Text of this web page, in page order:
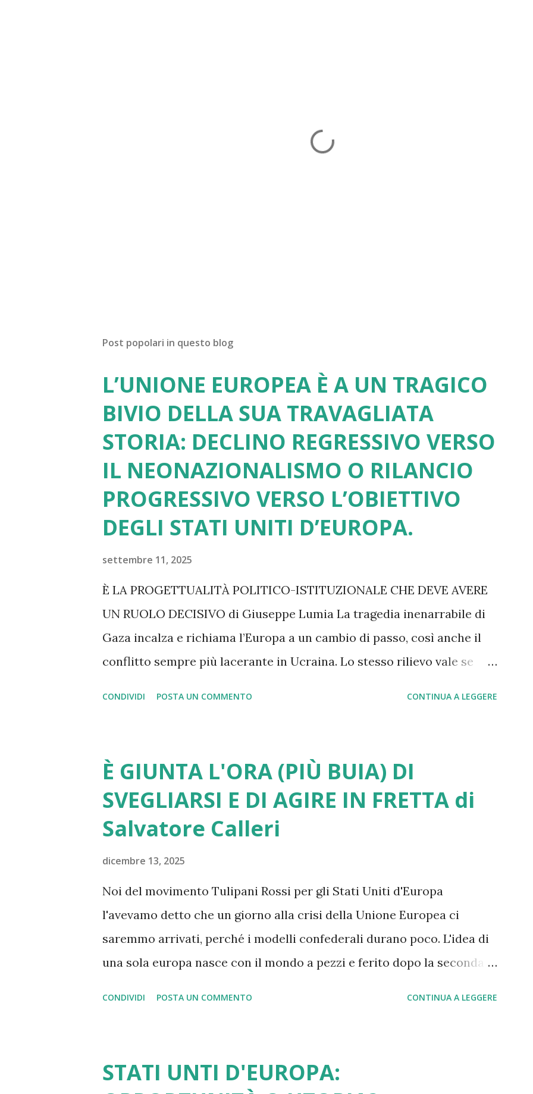
Post popolari in questo blog
L’UNIONE EUROPEA È A UN TRAGICO
BIVIO DELLA SUA TRAVAGLIATA
STORIA: DECLINO REGRESSIVO VERSO
IL NEONAZIONALISMO O RILANCIO
PROGRESSIVO VERSO L’OBIETTIVO
DEGLI STATI UNITI D’EUROPA.
settembre 11, 2025
È LA PROGETTUALITÀ POLITICO-ISTITUZIONALE CHE DEVE AVERE
UN RUOLO DECISIVO di Giuseppe Lumia La tragedia inenarrabile di
Gaza incalza e richiama l’Europa a un cambio di passo, così anche il
conflitto sempre più lacerante in Ucraina. Lo stesso rilievo vale se
e delle politiche di innovazione tecnologica, alla diffusione delle mafie
e delle dipendenze, alla denatalità in picchiata e alle disuguaglianze di
reddito, di genere, generazionali e territoriali fuori controllo. Su tutte
le sfide più drammatiche l’Unione Europea arranca e si va via via
diversi interventi di Romano Prodi e di altri leader e intellettuali
sinceramente europeisti. Ma a ben ve...
CONDIVIDI POSTA UN COMMENTO CONTINUA A LEGGERE
È GIUNTA L'ORA (PIÙ BUIA) DI
SVEGLIARSI E DI AGIRE IN FRETTA di
Salvatore Calleri
dicembre 13, 2025
Noi del movimento Tulipani Rossi per gli Stati Uniti d'Europa
l'avevamo detto che un giorno alla crisi della Unione Europea ci
saremmo arrivati, perché i modelli confederali durano poco. L'idea di
una sola europa nasce con il mondo a pezzi e ferito dopo la seconda
che ce la vogliono lasciare. Ebbene siamo arrivati al punto che dopo 4
CONDIVIDI POSTA UN COMMENTO CONTINUA A LEGGERE
STATI UNTI D'EUROPA: